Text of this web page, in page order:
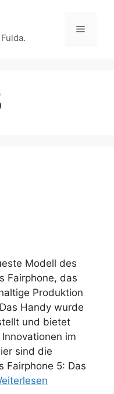
Menü
Modell des
Fairphone, das
Produktion
Handy wurde
und bietet
im
sind die
Fairphone 5: Das